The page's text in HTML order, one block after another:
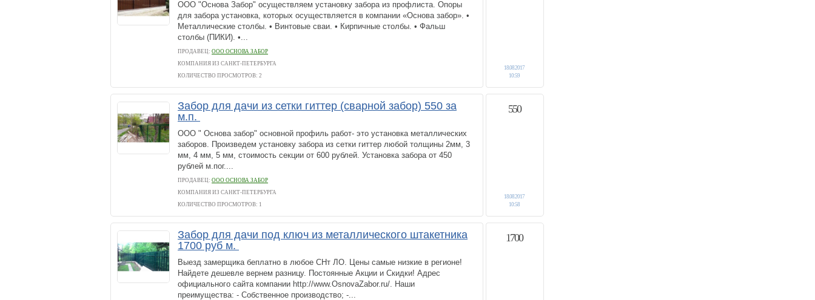
ООО "Основа Забор" осуществляем установку забора из профлиста. Опоры
для забора установка, которых осуществляется в компании «Основа забор». •
Металлические столбы. • Винтовые сваи. • Кирпичные столбы. • Фальш
столбы (ПИКИ). •...
ПРОДАВЕЦ: ООО ОСНОВА ЗАБОР
КОМПАНИЯ ИЗ САНКТ-ПЕТЕРБУРГА
КОЛИЧЕСТВО ПРОСМОТРОВ: 2
18.08.2017
10:59
Забор для дачи из сетки гиттер (сварной забор) 550 за
м.п.
ООО " Основа забор" основной профиль работ- это установка металлических
заборов. Произведем установку забора из сетки гиттер любой толщины 2мм, 3
мм, 4 мм, 5 мм, стоимость секции от 600 рублей. Установка забора от 450
рублей м.пог....
ПРОДАВЕЦ: ООО ОСНОВА ЗАБОР
КОМПАНИЯ ИЗ САНКТ-ПЕТЕРБУРГА
КОЛИЧЕСТВО ПРОСМОТРОВ: 1
550
18.08.2017
10:58
Забор для дачи под ключ из металлического штакетника
1700 руб м.
Выезд замерщика беплатно в любое СНт ЛО. Цены самые низкие в регионе!
Найдете дешевле вернем разницу. Постоянные Акции и Скидки! Адрес
официального сайта компании http://www.OsnovaZabor.ru/. Наши
преимущества: - Собственное производство; -...
1700